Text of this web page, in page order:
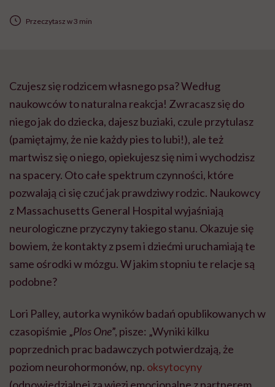
Przeczytasz w 3 min
Czujesz się rodzicem własnego psa? Według
naukowców to naturalna reakcja! Zwracasz się do
niego jak do dziecka, dajesz buziaki, czule przytulasz
(pamiętajmy, że nie każdy pies to lubi!), ale też
martwisz się o niego, opiekujesz się nim i wychodzisz
na spacery. Oto całe spektrum czynności, które
pozwalają ci się czuć jak prawdziwy rodzic. Naukowcy
z Massachusetts General Hospital wyjaśniają
neurologiczne przyczyny takiego stanu. Okazuje się
bowiem, że kontakty z psem i dziećmi uruchamiają te
same ośrodki w mózgu. W jakim stopniu te relacje są
podobne?
Lori Palley, autorka wyników badań opublikowanych w
czasopiśmie „Plos One”, pisze: „Wyniki kilku
poprzednich prac badawczych potwierdzają, że
poziom neurohormonów, np. oksytocyny